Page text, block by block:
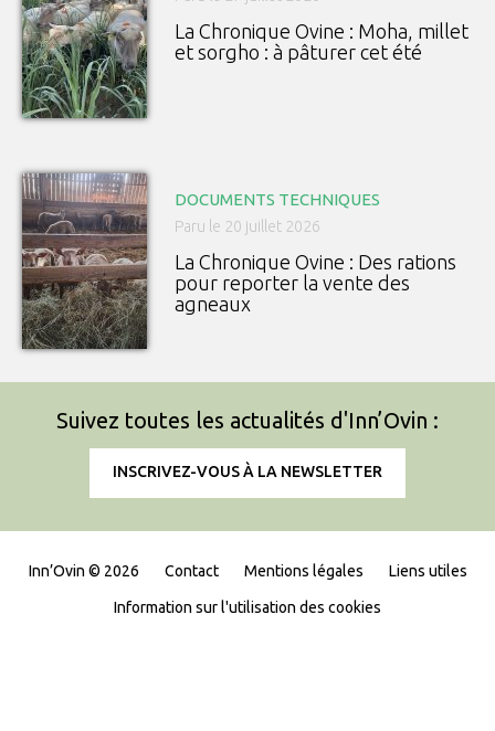
La Chronique Ovine : Moha, millet
et sorgho : à pâturer cet été
DOCUMENTS TECHNIQUES
Paru le 20 juillet 2026
La Chronique Ovine : Des rations
pour reporter la vente des
agneaux
Suivez toutes les actualités d'Inn’Ovin :
INSCRIVEZ-VOUS À LA NEWSLETTER
Inn’Ovin © 2026 Contact Mentions légales Liens utiles
Information sur l'utilisation des cookies